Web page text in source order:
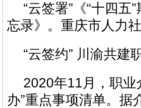
“云签署”《“十四
忘录》。重庆市人力
“云签约” 川渝共建
2020年11月，职业
办”重点事项清单。据